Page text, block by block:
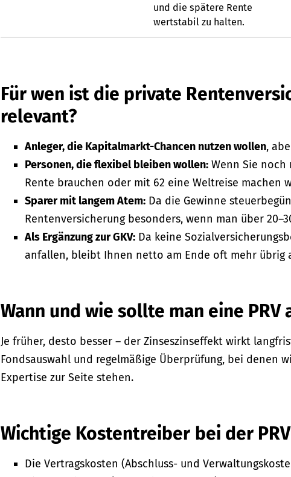
und die spätere Rente
wertstabil zu halten.
Für wen ist die private
relevant?
Anleger, die Kapitalmarkt-Chancen nutzen wollen,
Personen, die flexibel bleiben wollen: Wenn Sie noch
Rente brauchen oder mit 62 eine Weltreise machen
Sparer mit langem Atem: Da die Gewinne
Rentenversicherung besonders, wenn man über
Als Ergänzung zur GKV: Da keine
anfallen, bleibt Ihnen netto am Ende oft mehr übrig
Wann und wie sollte man eine PRV
Je früher, desto besser – der Zinseszinseffekt wirkt
Fondsauswahl und regelmäßige Überprüfung, bei denen
Expertise zur Seite stehen.
Wichtige Kostentreiber bei der PRV
Die Vertragskosten (Abschluss- und